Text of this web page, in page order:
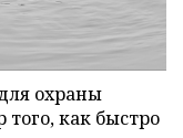
охраны
как быстро